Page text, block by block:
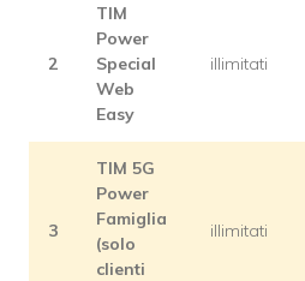
2
TIM
Power
Special
Web
Easy
illimitati
3
TIM 5G
Power
Famiglia
(solo
clienti
illimitati